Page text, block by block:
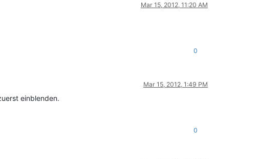
Mar 15, 2012, 11:20 AM
0
Mar 15, 2012, 1:49 PM
einblenden.
0